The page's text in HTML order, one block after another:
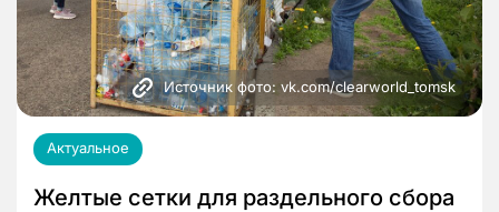
Источник фото: vk.com/clearworld_tomsk
Актуальное
Желтые сетки для раздельного сбора